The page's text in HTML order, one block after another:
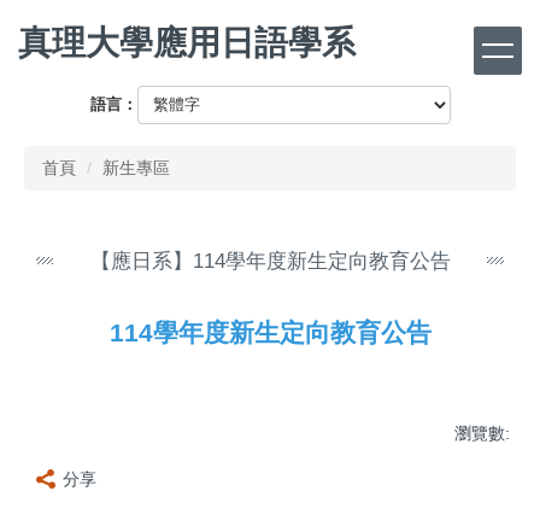
真理大學應用日語學系
語言：
首頁 新生專區
【應日系】114學年度新生定向教育公告
114學年度新生定向教育公告
瀏覽數:
分享